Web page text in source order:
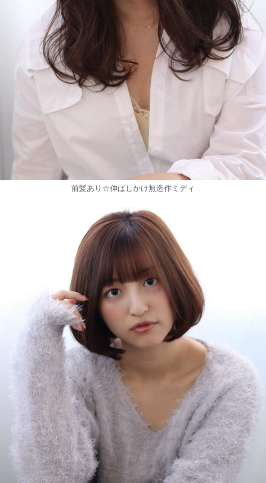
前髪あり☆伸ばしかけ無造作ミディ